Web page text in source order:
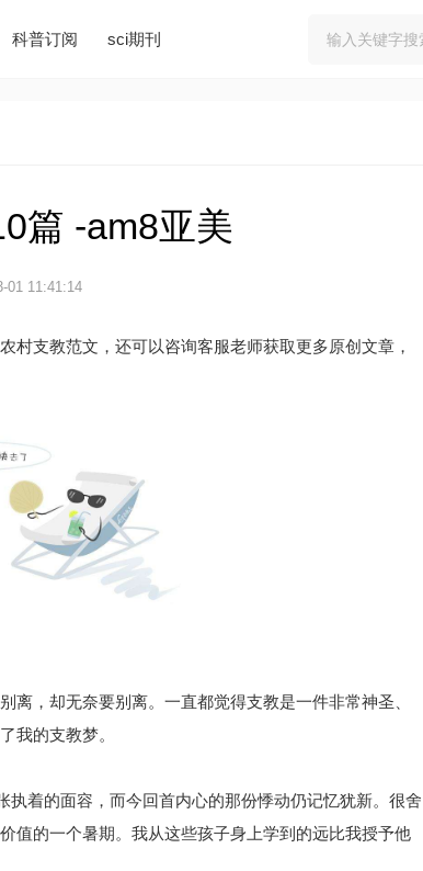
科普订阅 sci期刊
篇 -am8亚美
01 11:41:14
村支教范文，还可以咨询客服老师获取更多原创文章，
，却无奈要别离。一直都觉得支教是一件非常神圣、
我的支教梦。
执着的面容，而今回首内心的那份悸动仍记忆犹新。很舍
值的一个暑期。我从这些孩子身上学到的远比我授予他